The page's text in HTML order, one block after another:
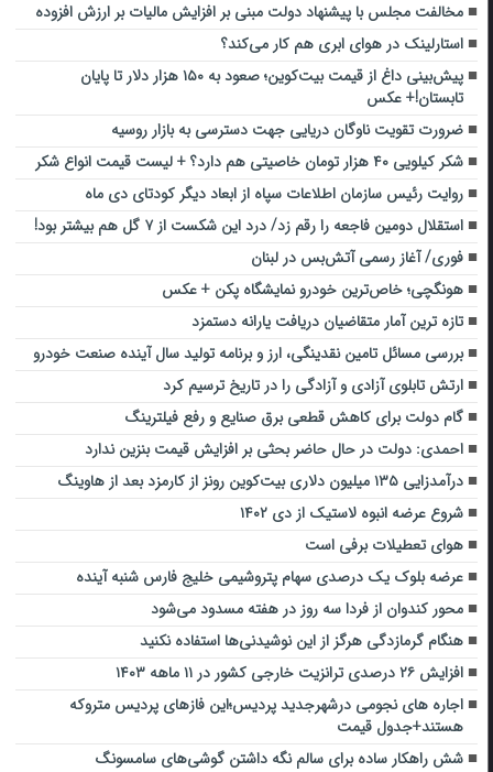
مخالفت مجلس با پیشنهاد دولت مبنی بر افزایش مالیات بر ارزش افزوده
استارلینک در هوای ابری هم کار می‌کند؟
پیش‌بینی داغ از قیمت بیت‌کوین؛ صعود به ۱۵۰ هزار دلار تا پایان
تابستان!+ عکس
ضرورت تقویت ناوگان دریایی جهت دسترسی به بازار روسیه
شکر کیلویی ۴۰ هزار تومان خاصیتی هم دارد؟ + لیست قیمت انواع شکر
روایت رئیس سازمان اطلاعات سپاه از ابعاد دیگر کودتای دی ماه
استقلال دومین فاجعه را رقم زد/ درد این شکست از ۷ گل هم بیشتر بود!
فوری/ آغاز رسمی آتش‌بس در لبنان
هونگچی؛ خاص‌ترین خودرو نمایشگاه پکن + عکس
تازه ترین آمار متقاضیان دریافت یارانه دستمزد
بررسی مسائل تامین نقدینگی، ارز و برنامه تولید سال آینده صنعت خودرو
ارتش تابلوی آزادی و آزادگی را در تاریخ ترسیم کرد
گام دولت برای کاهش قطعی برق صنایع و رفع فیلترینگ
احمدی: دولت در حال حاضر بحثی بر افزایش قیمت بنزین ندارد
درآمدزایی ۱۳۵ میلیون دلاری بیت‌کوین رونز از کارمزد بعد از هاوینگ
شروع عرضه انبوه لاستیک از دی ۱۴۰۲
هوای تعطیلات برفی است
عرضه بلوک یک درصدی سهام پتروشیمی خلیج فارس شنبه آینده
محور کندوان از فردا سه روز در هفته مسدود می‌شود
هنگام گرمازدگی هرگز از این نوشیدنی‌ها استفاده نکنید
افزایش ۲۶ درصدی ترانزیت خارجی کشور در ۱۱ ماهه ۱۴۰۳
اجاره های نجومی درشهرجدید پردیس؛این فازهای پردیس متروکه
هستند+جدول قیمت
شش راهکار ساده برای سالم نگه داشتن گوشی‌های سامسونگ